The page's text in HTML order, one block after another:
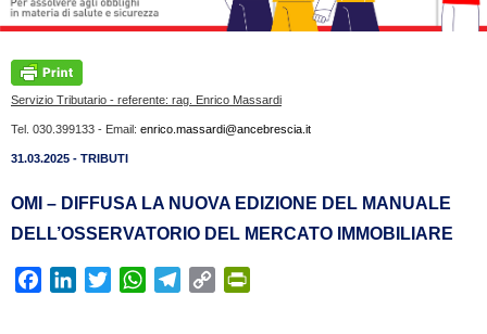
Servizio Tributario - referente: rag. Enrico Massardi
Tel. 030.399133 - Email: enrico.massardi@ancebrescia.it
31.03.2025 - TRIBUTI
OMI – DIFFUSA LA NUOVA EDIZIONE DEL MANUALE
DELL’OSSERVATORIO DEL MERCATO IMMOBILIARE
W
C